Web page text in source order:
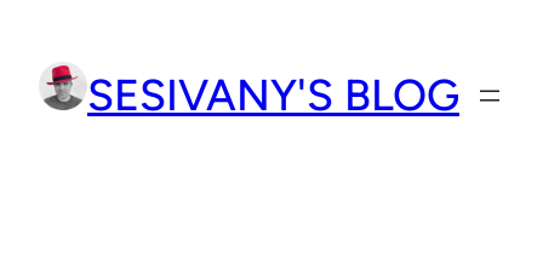
obsah
SESIVANY'S BLOG